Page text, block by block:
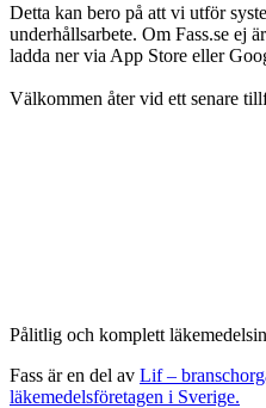
Detta kan bero på att vi utför
underhållsarbete. Om Fass.se ej
ladda ner via App Store eller
Välkommen åter vid ett senare
Pålitlig och komplett
Fass är en del av Lif –
läkemedelsföretagen i Sverige.